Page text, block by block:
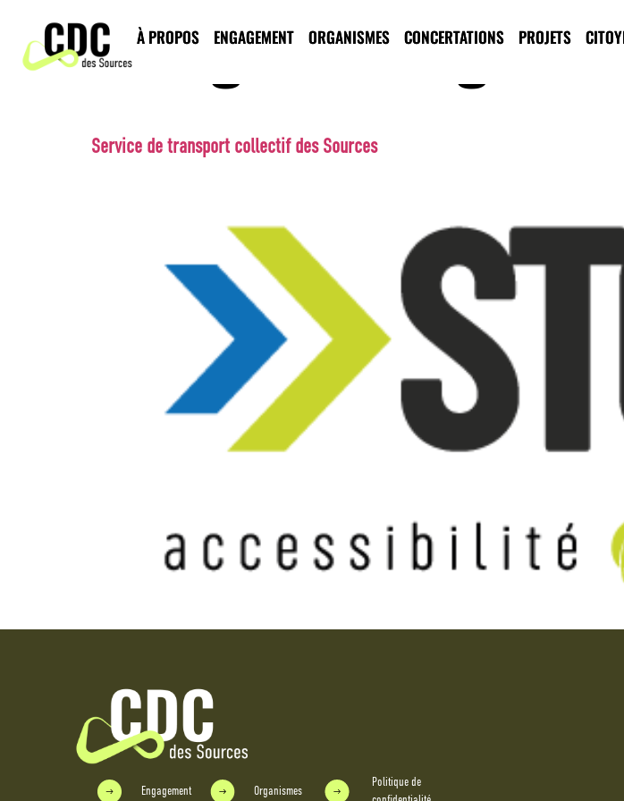
À PROPOS ENGAGEMENT ORGANISMES CONCERTATIONS PROJETS
Catégorie
Service de transport collectif des Sources
Engagement Organismes
Politique de